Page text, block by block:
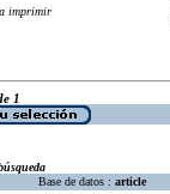
imprimir
1
Base de datos : article